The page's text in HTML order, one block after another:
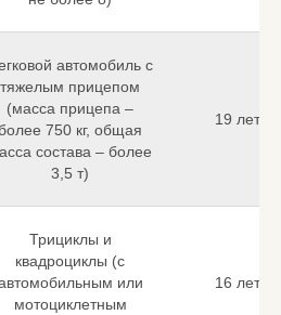
автомобиль с
тяжелым прицепом
(масса прицепа –
750 кг, общая
состава – более
3,5 т)
19 лет
Трициклы и
квадроциклы (с
или
мотоциклетным
16 лет